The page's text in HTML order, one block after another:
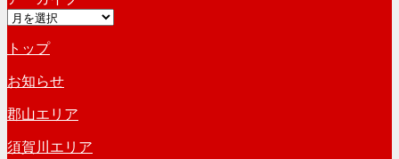
ゴ
ー
ア
カ
イ
ブ
トップ
お知らせ
郡山エリア
須賀川エリア